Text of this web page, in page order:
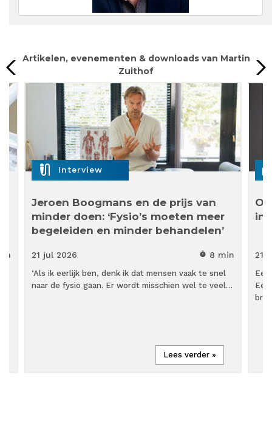
Artikelen, evenementen & downloads van Martin
Zuithof
mic_external_on Interview
Jeroen Boogmans en de prijs van
minder doen: ‘Fysio’s moeten meer
begeleiden en minder behandelen’
21 jul 2026 timer 8 min
‘Als ik eerlijk ben, denk ik dat mensen vaak te snel
naar de fysio gaan. Er wordt misschien wel te veel…
Lees verder »
in
21